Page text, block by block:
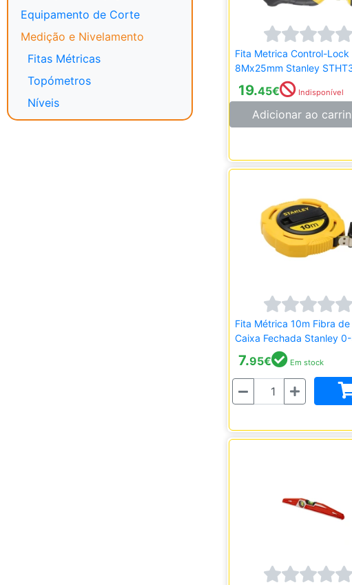
Equipamento de Corte
Medição e Nivelamento
Fitas Métricas
Topómetros
Níveis
Fita Metrica Control-Lock
8Mx25mm Stanley
19.45€ Indisponível
Adicionar ao
Fita Métrica 10m Fibra
Caixa Fechada Stanley 0-34-
295
7.95€ Em stock
Quantidade